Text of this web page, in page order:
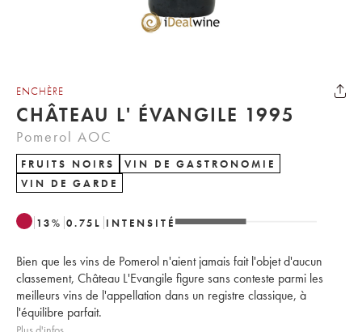
ENCHÈRE
CHÂTEAU L' ÉVANGILE 1995
Pomerol AOC
FRUITS NOIRS
VIN DE GASTRONOMIE
VIN DE GARDE
13% 0.75 L INTENSITÉ
Bien que les vins de Pomerol n'aient jamais fait l'objet d'aucun
classement, Château L'Evangile figure sans conteste parmi les
meilleurs vins de l'appellation dans un registre classique, à
l'équilibre parfait.